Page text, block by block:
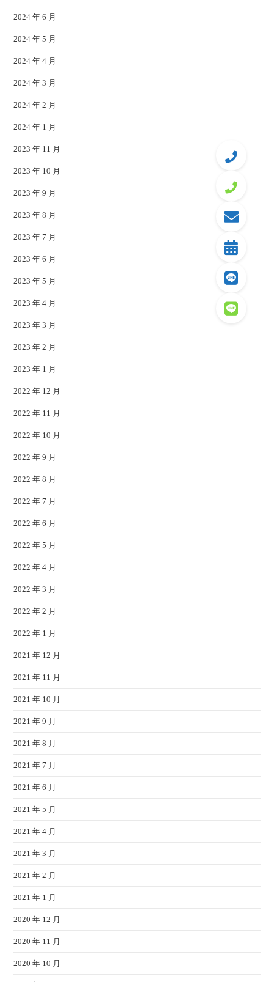
2024 年 6 月
2024 年 5 月
2024 年 4 月
2024 年 3 月
2024 年 2 月
2024 年 1 月
2023 年 11 月
2023 年 10 月
2023 年 9 月
2023 年 8 月
2023 年 7 月
2023 年 6 月
2023 年 5 月
2023 年 4 月
2023 年 3 月
2023 年 2 月
2023 年 1 月
2022 年 12 月
2022 年 11 月
2022 年 10 月
2022 年 9 月
2022 年 8 月
2022 年 7 月
2022 年 6 月
2022 年 5 月
2022 年 4 月
2022 年 3 月
2022 年 2 月
2022 年 1 月
2021 年 12 月
2021 年 11 月
2021 年 10 月
2021 年 9 月
2021 年 8 月
2021 年 7 月
2021 年 6 月
2021 年 5 月
2021 年 4 月
2021 年 3 月
2021 年 2 月
2021 年 1 月
2020 年 12 月
2020 年 11 月
2020 年 10 月